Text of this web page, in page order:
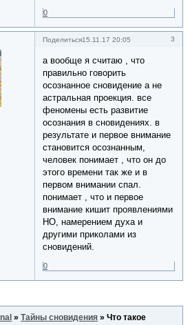
0
Поделиться 3
15.11.17 20:05
а вообще я считаю , что
правильно говорить
осознанное сновидение а не
астральная проекция. все
феномены есть развитие
осознания в сновидениях. в
результате и первое внимание
становится осознанным,
человек понимает , что он до
этого времени так же и в
первом внимании спал.
понимает , что и первое
внимание кишит проявлениями
НО, намерением духа и
другими приколами из
сновидений.
0
»Тайны сновидения »Что такое